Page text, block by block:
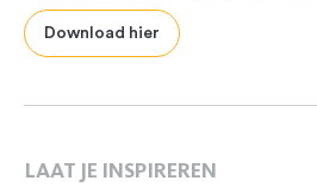
Download hier
LAAT JE INSPIREREN